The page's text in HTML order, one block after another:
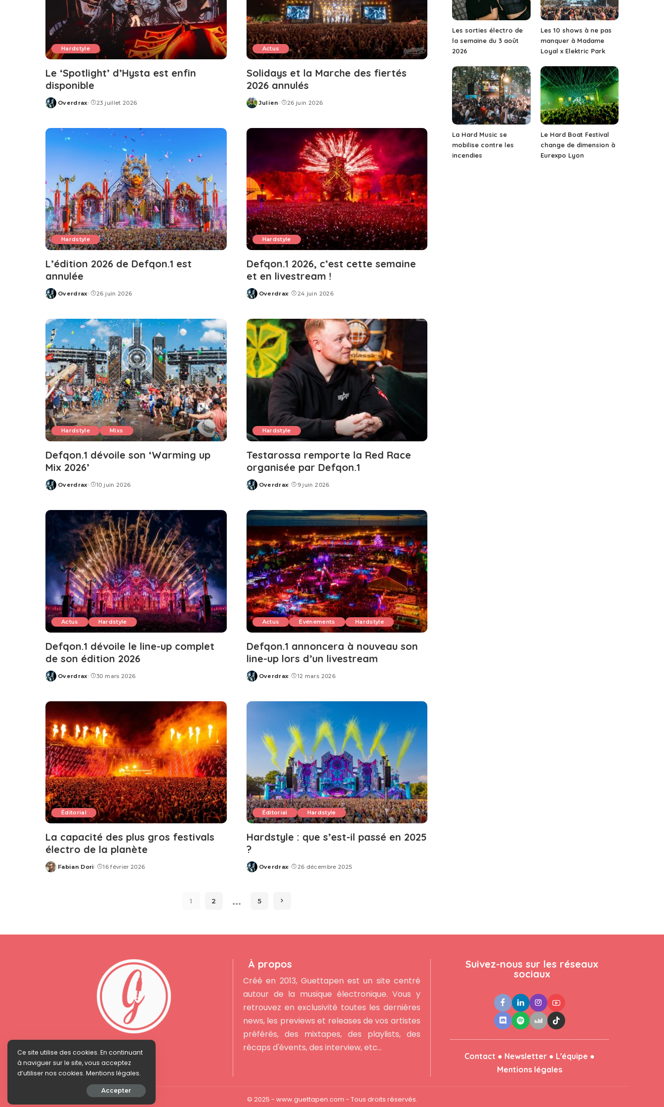
Hardstyle
Le ‘Spotlight’ d’Hysta est enfin
disponible
Posted
Overdrax 23 juillet 2026
Actus
Solidays et la Marche des fiertés
2026 annulés
Posted
Julien 26 juin 2026
Hardstyle
L’édition 2026 de Defqon.1 est
annulée
Posted
Overdrax 26 juin 2026
Hardstyle
Defqon.1 2026, c’est cette semaine
et en livestream !
Posted
Overdrax 24 juin 2026
Hardstyle Mixs
Defqon.1 dévoile son ‘Warming up
Mix 2026’
Posted
Overdrax 10 juin 2026
Hardstyle
Testarossa remporte la Red Race
organisée par Defqon.1
Posted
Overdrax 9 juin 2026
Actus Hardstyle
Defqon.1 dévoile le line-up complet
de son édition 2026
Posted
Overdrax 30 mars 2026
Actus Événements Hardstyle
Defqon.1 annoncera à nouveau son
line-up lors d’un livestream
Posted
Overdrax 12 mars 2026
Éditorial
La capacité des plus gros festivals
électro de la planète
Posted
Fabian Dori 16 février 2026
Éditorial Hardstyle
Hardstyle : que s’est-il passé en 2025
?
Posted
Overdrax 26 décembre 2025
1 2 … 5
Les sorties électro de
la semaine du 3 août
2026
Les 10 shows à ne pas
manquer à Madame
Loyal x Elektric Park
La Hard Music se
mobilise contre les
incendies
Le Hard Boat Festival
change de dimension à
Eurexpo Lyon
À propos
Créé en 2013, Guettapen est un site centré
autour de la musique électronique. Vous y
retrouvez en exclusivité toutes les dernières
news, les previews et releases de vos artistes
préférés, des mixtapes, des playlists, des
récaps d'évents, des interview, etc...
Suivez-nous sur les réseaux
sociaux
Contact ● Newsletter ● L'équipe ●
Mentions légales
© 2025 - www.guettapen.com - Tous droits réservés.
Ce site utilise des cookies. En continuant
à naviguer sur le site, vous acceptez
d’utiliser nos cookies. Mentions légales.
Accepter